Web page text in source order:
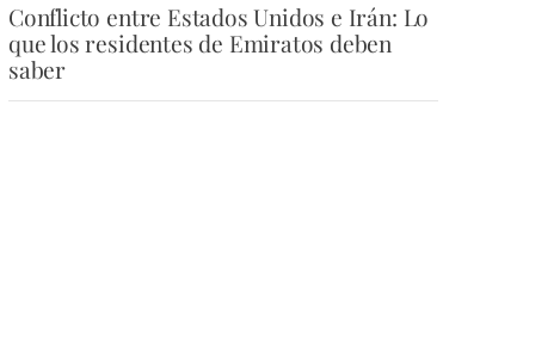
Conflicto entre Estados Unidos e Irán: Lo
que los residentes de Emiratos deben
saber